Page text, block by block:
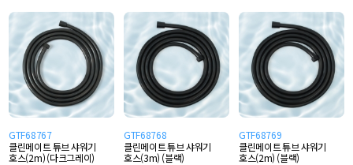
GTF68767
클린메이트 튜브 샤워기
호스(2m) (다크그레이)
GTF68768
클린메이트 튜브 샤워기
호스(3m) (블랙)
GTF68769
클린메이트 튜브 샤워기
호스(2m) (블랙)